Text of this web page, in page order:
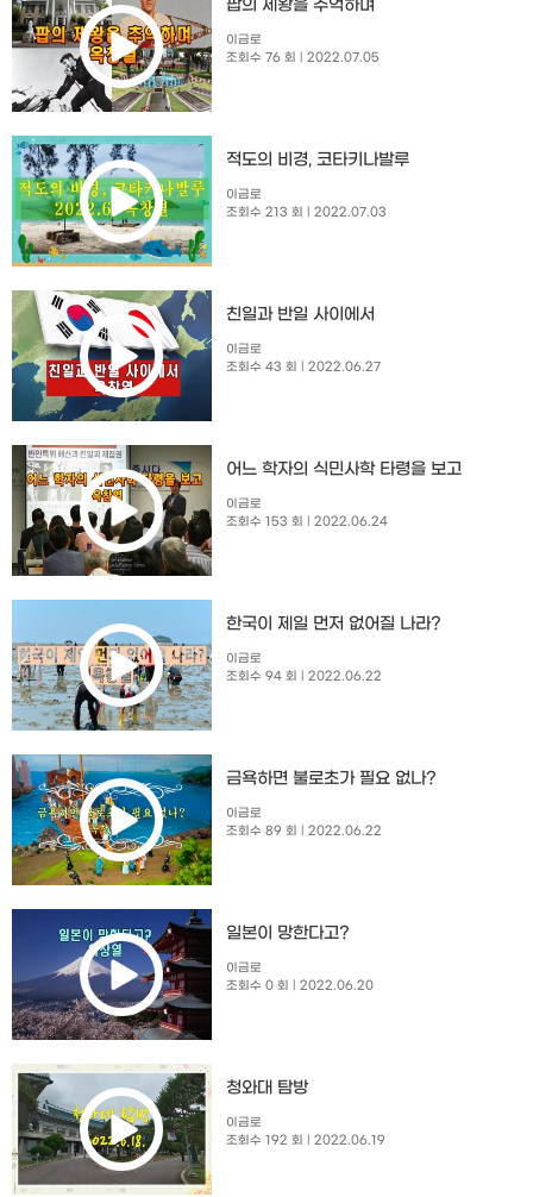
팝의 제왕을 추억하며
이금로
조회수 76 회
| 2022.07.05
적도의 비경, 코타키나발루
이금로
조회수 213 회
| 2022.07.03
친일과 반일 사이에서
이금로
조회수 43 회
| 2022.06.27
어느 학자의 식민사학 타령을 보고
이금로
조회수 153 회
| 2022.06.24
한국이 제일 먼저 없어질 나라?
이금로
조회수 94 회
| 2022.06.22
금욕하면 불로초가 필요 없나?
이금로
조회수 89 회
| 2022.06.22
일본이 망한다고?
이금로
조회수 0 회
| 2022.06.20
청와대 탐방
이금로
조회수 192 회
| 2022.06.19